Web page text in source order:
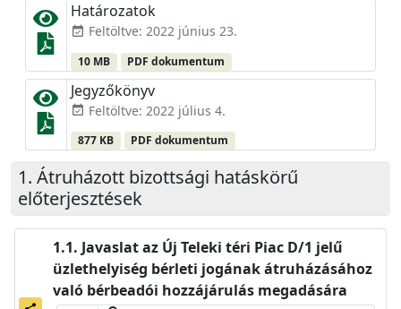
Határozatok
event_available Feltöltve: 2022 június 23.
10 MB PDF dokumentum
Jegyzőkönyv
event_available Feltöltve: 2022 július 4.
877 KB PDF dokumentum
Átruházott bizottsági hatáskörű
előterjesztések
Javaslat az Új Teleki téri Piac D/1 jelű
üzlethelyiség bérleti jogának átruházásához
való bérbeadói hozzájárulás megadására